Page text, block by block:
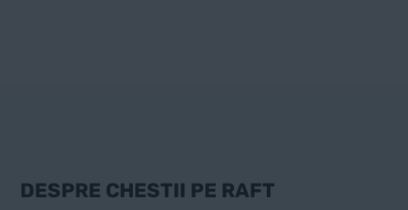
DESPRE CHESTII PE RAFT